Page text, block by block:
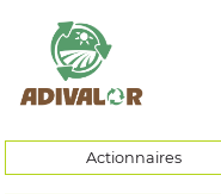
Actionnaires